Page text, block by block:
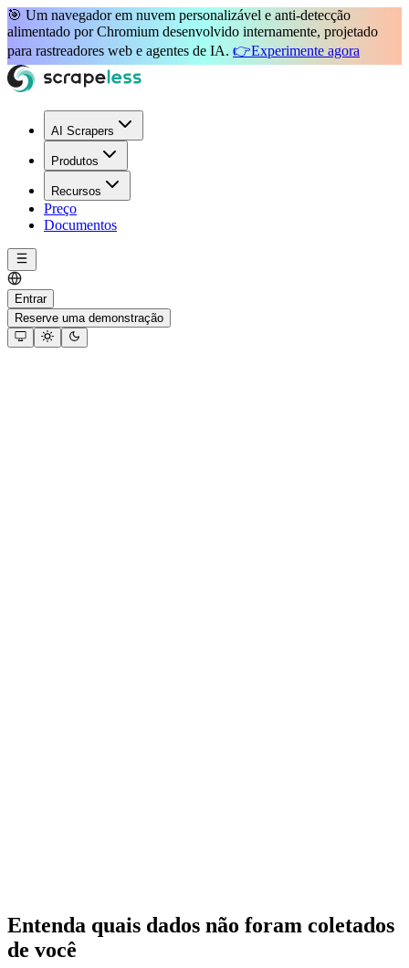
🎯 Um navegador em nuvem personalizável e anti-detecção
alimentado porChromium desenvolvido internamente, projetado
para rastreadores web e agentes de IA. 👉Experimente agora
AI Scrapers
Produtos
Recursos
Preço
Documentos
Entrar
Reserve uma demonstração
Entenda quais dados não foram coletados
de você